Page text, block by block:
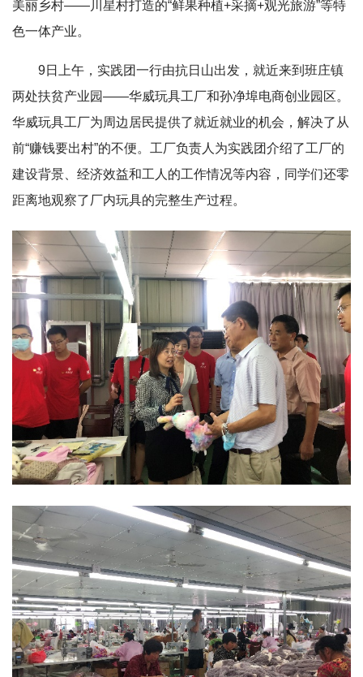
美丽乡村——川星村打造的“鲜果种植+采摘+观光旅游”等特
色一体产业。
9日上午，实践团一行由抗日山出发，就近来到班庄镇
两处扶贫产业园——华威玩具工厂和孙净埠电商创业园区。
华威玩具工厂为周边居民提供了就近就业的机会，解决了从
前“赚钱要出村”的不便。工厂负责人为实践团介绍了工厂的
建设背景、经济效益和工人的工作情况等内容，同学们还零
距离地观察了厂内玩具的完整生产过程。